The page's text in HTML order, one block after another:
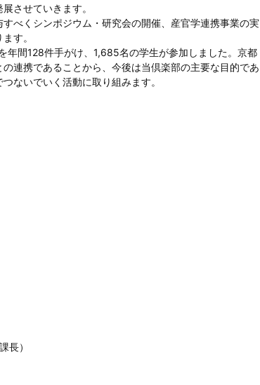
させていきます。
べくシンポジウム・研究会の開催、産官学連携事業の実
す。
間128件手がけ、1,685名の学生が参加しました。京都
連携であることから、今後は当倶楽部の主要な目的であ
ないでいく活動に取り組みます。
長）